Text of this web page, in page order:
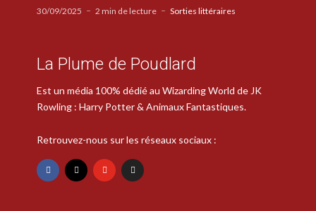
30/09/2025 2 min de lecture Sorties littéraires
La Plume de Poudlard
Est un média 100% dédié au Wizarding World de JK
Rowling : Harry Potter & Animaux Fantastiques.
Retrouvez-nous sur les réseaux sociaux :